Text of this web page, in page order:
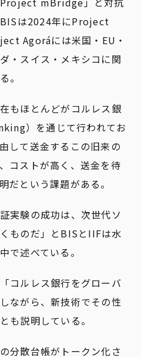
は2024年にProject
Agoráには米国・EU・
・スイス・メキシコに関
。
もほとんどがコルレス銀
）を通じて行われてお
して送金するこの旧来の
コストが高く、送金を待
だという課題がある。
実験の成功は、次世代ソ
ものだ」とBISとIIFは水
で述べている。
コルレス銀行をグローバ
ながら、新技術でその性
も説明している。
分散台帳がトークン化さ